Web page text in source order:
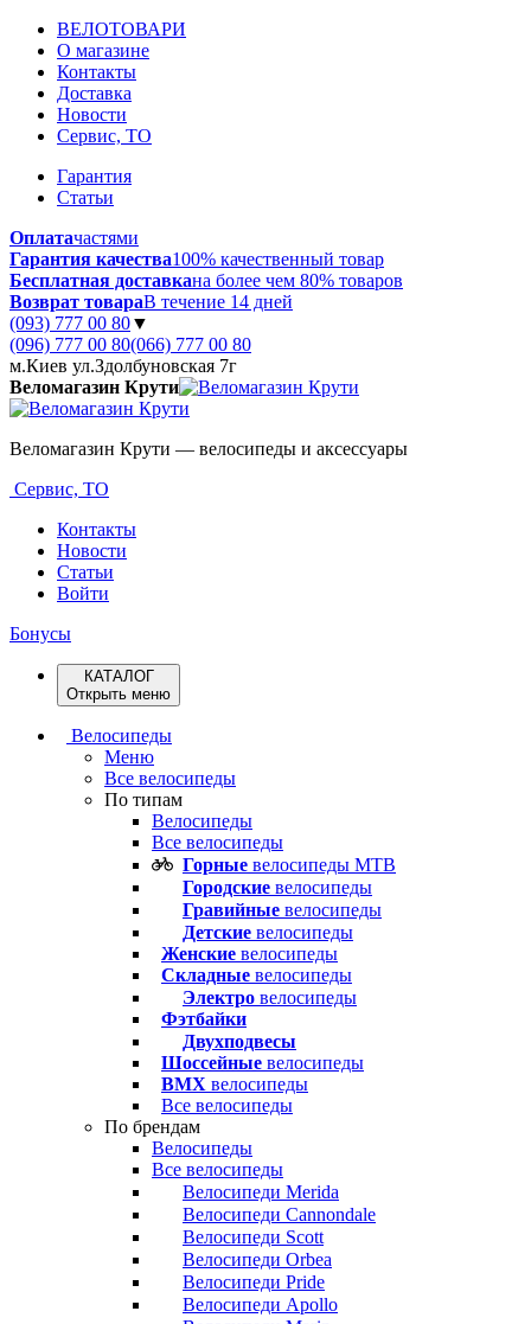
ВЕЛОТОВАРИ
О магазине
Контакты
Доставка
Новости
Сервис, ТО
Гарантия
Статьи
Оплатачастями
Гарантия качества100% качественный товар
Бесплатная доставкана более чем 80% товаров
Возврат товараВ течение 14 дней
(093) 777 00 80▼
(096) 777 00 80(066) 777 00 80
м.Киев ул.Здолбуновская 7г
Веломагазин Крути
Веломагазин Крути — велосипеды и аксессуары
Сервис, ТО
Контакты
Новости
Статьи
Войти
Бонусы
КАТАЛОГ
Открыть меню
Велосипеды
Меню
Все велосипеды
По типам
Велосипеды
Все велосипеды
Горные велосипеды MTB
Городские велосипеды
Гравийные велосипеды
Детские велосипеды
Женские велосипеды
Складные велосипеды
Электро велосипеды
Фэтбайки
Двухподвесы
Шоссейные велосипеды
BMX велосипеды
Все велосипеды
По брендам
Велосипеды
Все велосипеды
Велосипеди Merida
Велосипеди Cannondale
Велосипеди Scott
Велосипеди Orbea
Велосипеди Pride
Велосипеди Apollo